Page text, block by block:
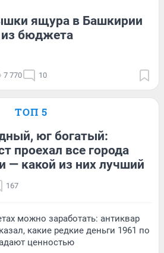
ящура в Башкирии
бюджета
7 770 10
ТОП 5
юг богатый:
проехал все города
— какой из них лучший
167
можно заработать: антиквар
какие редкие деньги 1961 по
ценностью